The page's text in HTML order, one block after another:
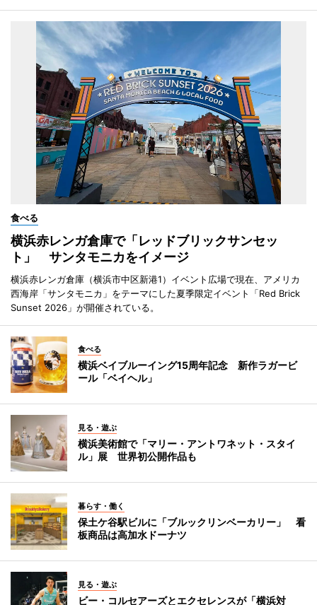
食べる
横浜赤レンガ倉庫で「レッドブリックサンセッ
ト」 サンタモニカをイメージ
横浜赤レンガ倉庫（横浜市中区新港1）イベント広場で現在、アメリカ
西海岸「サンタモニカ」をテーマにした夏季限定イベント「Red Brick
Sunset 2026」が開催されている。
食べる
横浜ベイブルーイング15周年記念 新作ラガービ
ール「ベイヘル」
見る・遊ぶ
横浜美術館で「マリー・アントワネット・スタイ
ル」展 世界初公開作品も
暮らす・働く
保土ケ谷駅ビルに「ブルックリンベーカリー」 看
板商品は高加水ドーナツ
見る・遊ぶ
ビー・コルセアーズとエクセレンスが「横浜対